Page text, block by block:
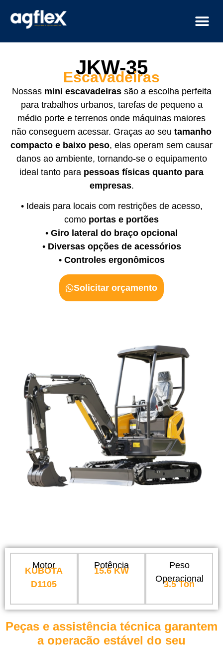
JKW-35
Escavadeiras
Nossas mini escavadeirassão a escolha perfeita
para trabalhos urbanos, tarefas de pequeno a
médio porte e terrenos onde máquinas maiores
não conseguem acessar. Graças ao seu tamanho
compacto e baixo peso, elas operam sem causar
danos ao ambiente, tornando-se o equipamento
ideal tanto para pessoas físicas quanto para
empresas.
• Ideais para locais com restrições de acesso,
como portas e portões
• Giro lateral do braço opcional
• Diversas opções de acessórios
• Controles ergonômicos
Solicitar orçamento
Motor
KUBOTA
D1105
Potência
15.6 KW
Peso
Operacional
3.5 Ton
Peças e assistência técnica garantem
a operação estável do seu